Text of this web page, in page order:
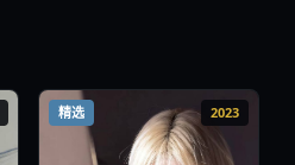
精选 2023